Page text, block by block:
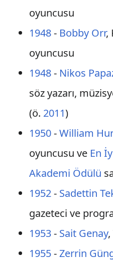
oyuncusu
1948- Bobby Orr,
oyuncusu
1948- Nikos
söz yazarı,
(ö. 2011)
1950-William
oyuncusu ve En
Akademi Ödülü
1952- Sadettin
gazeteci ve
1953- Sait Genay
1955-Zerrin